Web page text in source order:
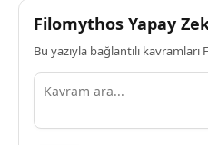
Filomythos Yapay
Bu yazıyla bağlantılı